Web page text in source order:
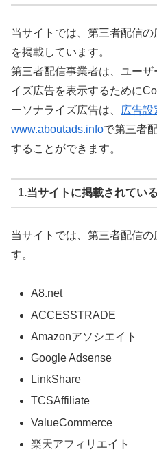
当サイトでは、第三者配信
を掲載しています。
第三者配信事業者は、ユー
イズ広告を表示するために
ーソナライズ広告は、
広告設
www.aboutads.infoで第三者
することができます。
1.当サイトに掲載されてい
当サイトでは、第三者配信
す。
A8.net
ACCESSTRADE
Amazonアソシエイト
Google Adsense
LinkShare
TCSAffiliate
ValueCommerce
楽天アフィリエイト